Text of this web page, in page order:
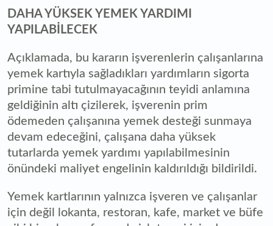
DAHA YÜKSEK YEMEK YARDIMI
YAPILABİLECEK
Açıklamada, bu kararın işverenlerin çalışanlarına
yemek kartıyla sağladıkları yardımların sigorta
primine tabi tutulmayacağının teyidi anlamına
geldiğinin altı çizilerek, işverenin prim
ödemeden çalışanına yemek desteği sunmaya
devam edeceğini, çalışana daha yüksek
tutarlarda yemek yardımı yapılabilmesinin
önündeki maliyet engelinin kaldırıldığı bildirildi.
Yemek kartlarının yalnızca işveren ve çalışanlar
için değil lokanta, restoran, kafe, market ve büfe